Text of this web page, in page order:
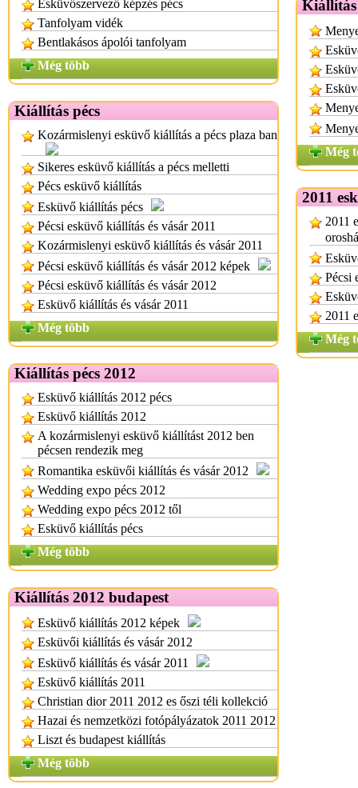
Esküvőszervező képzés pécs
Tanfolyam vidék
Bentlakásos ápolói tanfolyam
Még több
Kiállítás pécs
Kozármislenyi esküvő kiállítás a pécs plaza ban
Sikeres esküvő kiállítás a pécs melletti
Pécs esküvő kiállítás
Esküvő kiállítás pécs
Pécsi esküvő kiállítás és vásár 2011
Kozármislenyi esküvő kiállítás és vásár 2011
Pécsi esküvő kiállítás és vásár 2012 képek
Pécsi esküvő kiállítás és vásár 2012
Esküvő kiállítás és vásár 2011
Még több
Kiállítás pécs 2012
Esküvő kiállítás 2012 pécs
Esküvő kiállítás 2012
A kozármislenyi esküvő kiállítást 2012 ben
pécsen rendezik meg
Romantika esküvői kiállítás és vásár 2012
Wedding expo pécs 2012
Wedding expo pécs 2012 től
Esküvő kiállítás pécs
Még több
Kiállítás 2012 budapest
Esküvő kiállítás 2012 képek
Esküvői kiállítás és vásár 2012
Esküvő kiállítás és vásár 2011
Esküvő kiállítás 2011
Christian dior 2011 2012 es őszi téli kollekció
Hazai és nemzetközi fotópályázatok 2011 2012
Liszt és budapest kiállítás
Még több
Kiállítás
Még
2011
2011
Pécsi
2011
Még